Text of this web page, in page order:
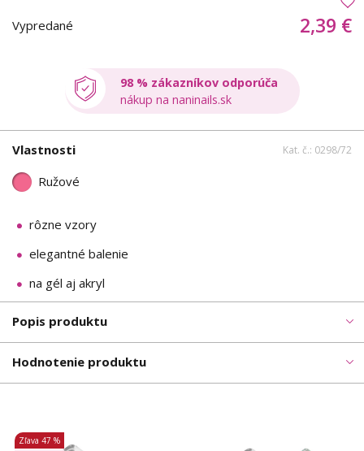
Vypredané 2,39 €
98 % zákazníkov odporúča
nákup na naninails.sk
Vlastnosti Kat. č.: 0298/72
Ružové
rôzne vzory
elegantné balenie
na gél aj akryl
Popis produktu
Hodnotenie produktu
Zľava 47 %